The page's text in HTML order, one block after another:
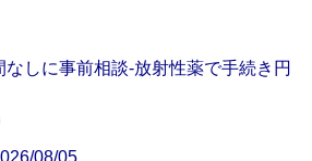
なしに事前相談‐放射性薬で手続き円